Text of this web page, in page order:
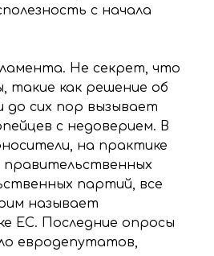
с начала
Не секрет, что
такие как решение об
до сих пор вызывает
с недоверием. В
на практике
правительственных
партий, все
называет
ЕС. Последние опросы
евродепутатов,